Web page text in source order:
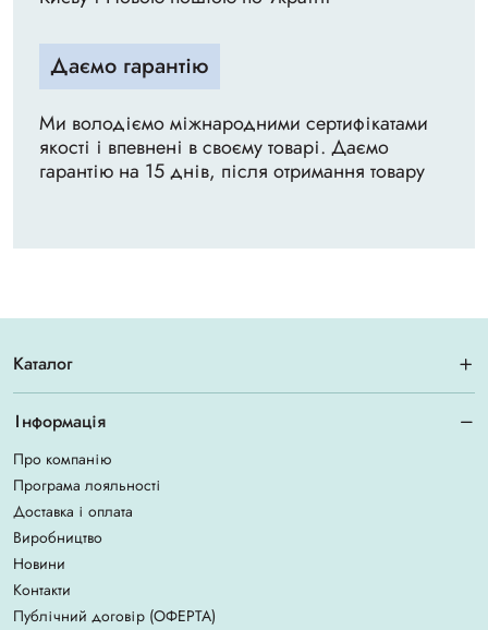
Даємо гарантію
Ми володіємо міжнародними сертифікатами
якості і впевнені в своєму товарі. Даємо
гарантію на 15 днів, після отримання товару
Каталог
Інформація
Про компанію
Програма лояльності
Доставка і оплата
Виробництво
Новини
Контакти
Публічний договір (ОФЕРТА)